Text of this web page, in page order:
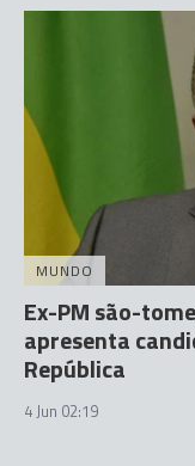
MUNDO
Ex-PM são-
apresenta
República
4 Jun 02:19